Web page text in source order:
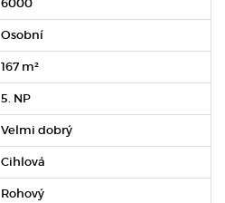
6000
Osobní
167 m²
5. NP
Velmi dobrý
Cihlová
Rohový